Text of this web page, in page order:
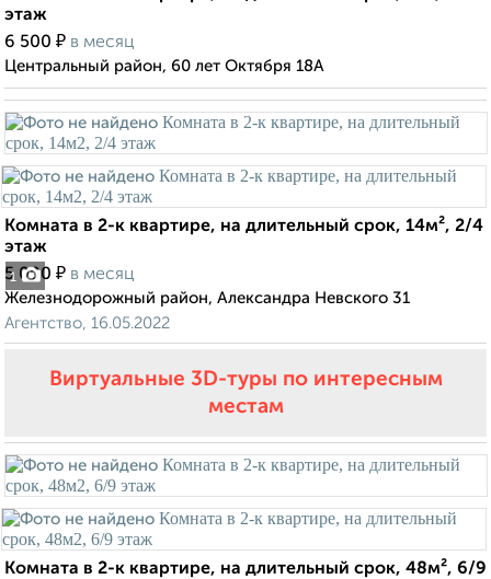
этаж
6 500 ₽ в месяц
Центральный район, 60 лет Октября 18А
1
Комната в 2-к квартире, на длительный срок, 14м², 2/4
этаж
5 000 ₽ в месяц
Железнодорожный район, Александра Невского 31
Агентство, 16.05.2022
Виртуальные 3D-туры по интересным
местам
Комната в 2-к квартире, на длительный срок, 48м², 6/9